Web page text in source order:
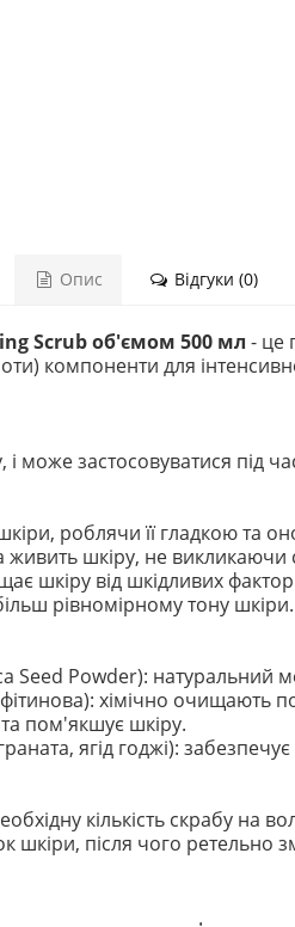
Опис Відгуки (0)
Scrub об'ємом 500 мл - це
компоненти для
застосовуватися під час
роблячи її гладкою та
живить шкіру, не викликаючи
шкіру від шкідливих
рівномірному тону шкіри.
Seed Powder): натуральний
хімічно очищають
пом'якшує шкіру.
ягід годжі):
кількість скрабу
після чого ретельно